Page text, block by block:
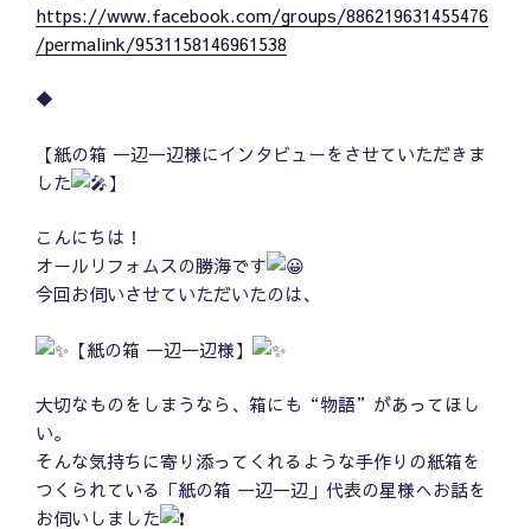
https://www.facebook.com/groups/886219631455476
/permalink/9531158146961538
◆
【紙の箱 一辺一辺様にインタビューをさせていただきま
した
】
こんにちは！
オールリフォムスの勝海です
今回お伺いさせていただいたのは、
【紙の箱 一辺一辺様】
大切なものをしまうなら、箱にも“物語”があってほし
い。
そんな気持ちに寄り添ってくれるような手作りの紙箱を
つくられている「紙の箱 一辺一辺」代表の星様へお話を
お伺いしました